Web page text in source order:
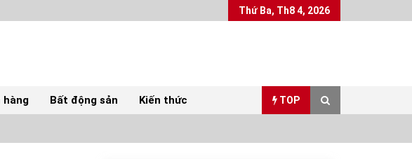
Thứ Ba, Th8 4, 2026
hàng Bất động sản Kiến thức TOP